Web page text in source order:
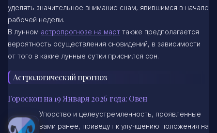
уделять значительное внимание снам, явившимся в начале
рабочей недели.
В лунном астропрогнозе на март также предполагается
вероятность осуществления сновидений, в зависимости
от того в какие лунные сутки приснился сон.
Астрологический прогноз
Гороскоп на 19 Января 2026 года: Овен
Упорство и целеустремленность, проявленные
вами ранее, приведут к улучшению положения на